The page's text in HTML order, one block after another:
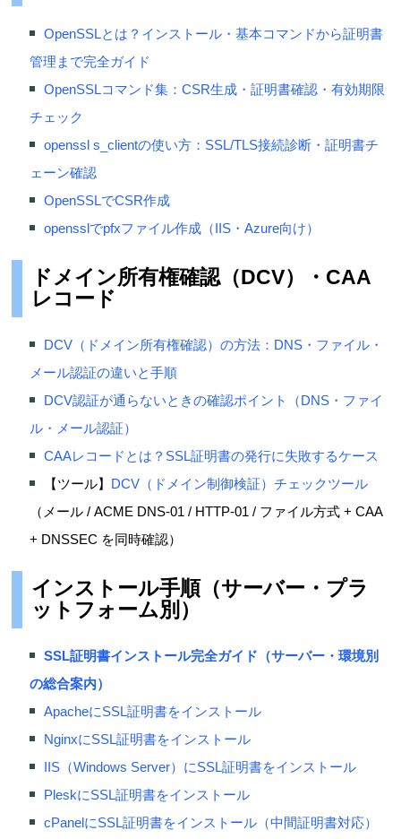
OpenSSLとは？インストール・基本コマンドから証明書
管理まで完全ガイド
OpenSSLコマンド集：CSR生成・証明書確認・有効期限
チェック
openssl s_clientの使い方：SSL/TLS接続診断・証明書チ
ェーン確認
OpenSSLでCSR作成
opensslでpfxファイル作成（IIS・Azure向け）
ドメイン所有権確認（DCV）・CAA
レコード
DCV（ドメイン所有権確認）の方法：DNS・ファイル・
メール認証の違いと手順
DCV認証が通らないときの確認ポイント（DNS・ファイ
ル・メール認証）
CAAレコードとは？SSL証明書の発行に失敗するケース
【ツール】 DCV（ドメイン制御検証）チェックツール
（メール / ACME DNS-01 / HTTP-01 / ファイル方式 + CAA
+ DNSSEC を同時確認）
インストール手順（サーバー・プラ
ットフォーム別）
SSL証明書インストール完全ガイド（サーバー・環境別
の総合案内）
ApacheにSSL証明書をインストール
NginxにSSL証明書をインストール
IIS（Windows Server）にSSL証明書をインストール
PleskにSSL証明書をインストール
cPanelにSSL証明書をインストール（中間証明書対応）